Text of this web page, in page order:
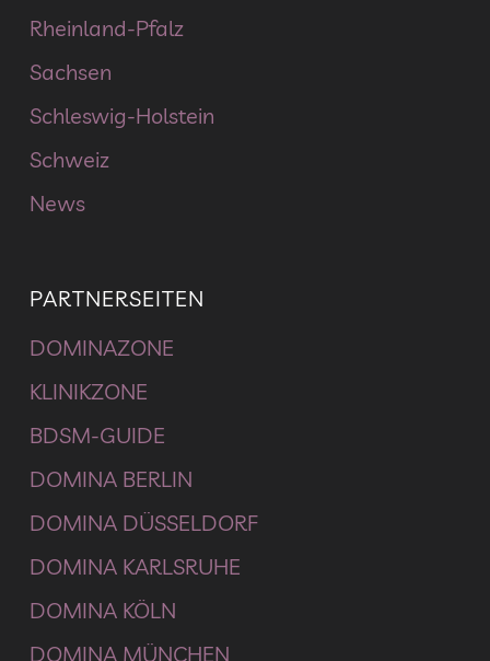
PARTNERSEITEN
DOMINAZONE
KLINIKZONE
BDSM-GUIDE
DOMINA BERLIN
DOMINA DÜSSELDORF
DOMINA KARLSRUHE
DOMINA KÖLN
DOMINA MÜNCHEN
Rheinland-Pfalz
Sachsen
Schleswig-Holstein
Schweiz
News